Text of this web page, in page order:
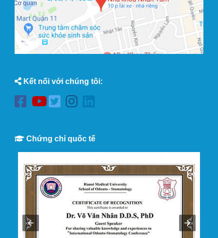
Kết nối với chúng tôi:
Chứng chỉ quốc tế